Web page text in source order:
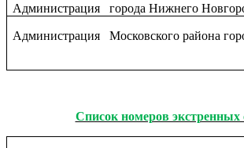
Администрация города Нижнего
Администрация Московского района
Список номеров экстренных